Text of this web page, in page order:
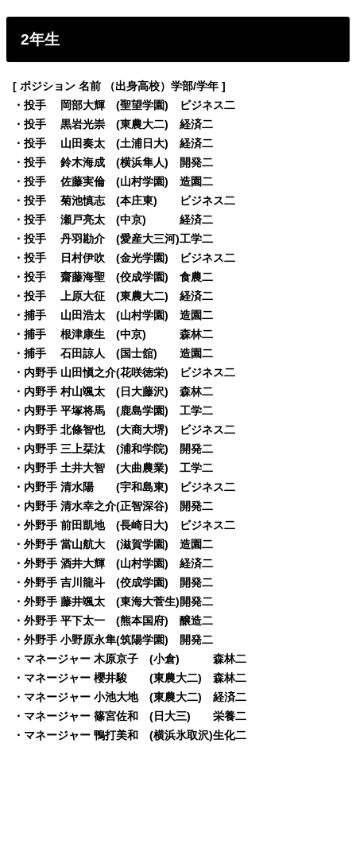
2年生
[ ポジション 名前 （出身高校）学部/学年 ]
・投手 岡部大輝 (聖望学園) ビジネス二
・投手 黒岩光崇 (東農大二) 経済二
・投手 山田奏太 (土浦日大) 経済二
・投手 鈴木海成 (横浜隼人) 開発二
・投手 佐藤実倫 (山村学園) 造園二
・投手 菊池慎志 (本庄東) ビジネス二
・投手 瀬戸亮太 (中京) 経済二
・投手 丹羽勘介 (愛産大三河)工学二
・投手 日村伊吹 (金光学園) ビジネス二
・投手 齋藤海聖 (佼成学園) 食農二
・投手 上原大征 (東農大二) 経済二
・捕手 山田浩太 (山村学園) 造園二
・捕手 根津康生 (中京) 森林二
・捕手 石田諒人 (国士舘) 造園二
・内野手 山田愼之介(花咲徳栄) ビジネス二
・内野手 村山颯太 (日大藤沢) 森林二
・内野手 平塚将馬 (鹿島学園) 工学二
・内野手 北條智也 (大商大堺) ビジネス二
・内野手 三上栞汰 (浦和学院) 開発二
・内野手 土井大智 (大曲農業) 工学二
・内野手 清水陽 (宇和島東) ビジネス二
・内野手 清水幸之介(正智深谷) 開発二
・外野手 前田凱地 (長崎日大) ビジネス二
・外野手 當山航大 (滋賀学園) 造園二
・外野手 酒井大輝 (山村学園) 経済二
・外野手 吉川龍斗 (佼成学園) 開発二
・外野手 藤井颯太 (東海大菅生)開発二
・外野手 平下太一 (熊本国府) 醸造二
・外野手 小野原永隼(筑陽学園) 開発二
・マネージャー 木原京子 (小倉) 森林二
・マネージャー 櫻井駿 (東農大二) 森林二
・マネージャー 小池大地 (東農大二) 経済二
・マネージャー 篠宮佐和 (日大三) 栄養二
・マネージャー 鴨打美和 (横浜氷取沢)生化二